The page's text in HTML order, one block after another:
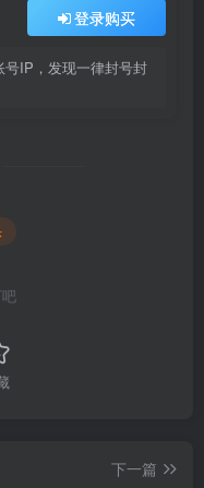
登录购买
IP，发现一律封号封
下一篇